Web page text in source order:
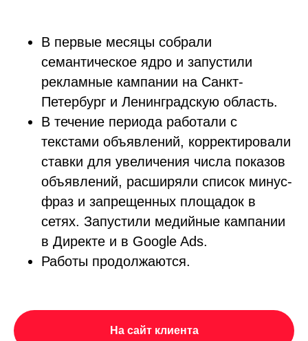
В первые месяцы собрали
семантическое ядро и запустили
рекламные кампании на Санкт-
Петербург и Ленинградскую область.
В течение периода работали с
текстами объявлений, корректировали
ставки для увеличения числа показов
объявлений, расширяли список минус-
фраз и запрещенных площадок в
сетях. Запустили медийные кампании
в Директе и в Google Ads.
Работы продолжаются.
На сайт клиента